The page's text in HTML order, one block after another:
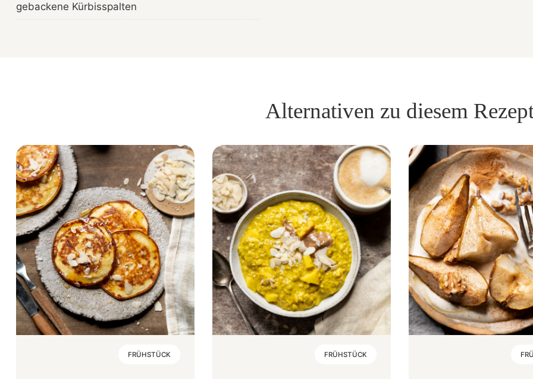
gebackene Kürbisspalten
Alternativen zu diesem
FRÜHSTÜCK FRÜHSTÜCK